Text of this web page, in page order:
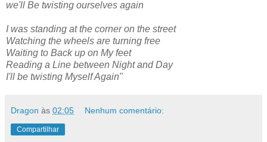
we'll Be twisting ourselves again
I was standing at the corner on the street
Watching the wheels are turning free
Waiting to Back up on My feet
Reading a Line between Night and Day
I'll be twisting Myself Again"
Dragon às 02:05 Nenhum comentário:
Compartilhar